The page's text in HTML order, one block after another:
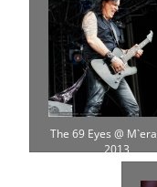
The 69 Eyes @
2013